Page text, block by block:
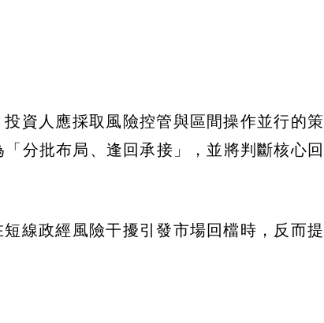
資人應採取風險控管與區間操作並行的策
分批布局、逢回承接」，並將判斷核心回
線政經風險干擾引發市場回檔時，反而提